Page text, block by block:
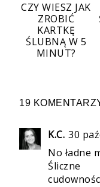
CZY WIESZ JAK
ZROBIĆ
KARTKĘ
ŚLUBNĄ W 5
MINUT?
19
K.C. 30
No ładne
Śliczne